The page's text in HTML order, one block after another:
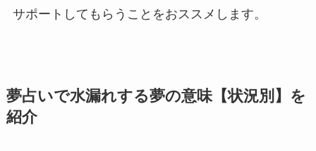
サポートしてもらうことをおススメします。
夢占いで水漏れする夢の意味【状況別】を
紹介